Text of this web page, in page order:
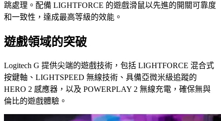
跳處理。配備 LIGHTFORCE 的遊戲滑鼠以先進的開關可靠度
和一致性，達成最高等級的效能。
遊戲領域的突破
Logitech G 提供尖端的遊戲技術，包括 LIGHTFORCE 混合式
按鍵軸、LIGHTSPEED 無線技術、具備亞微米級追蹤的
HERO 2 感應器，以及 POWERPLAY 2 無線充電，確保無與
倫比的遊戲體驗。